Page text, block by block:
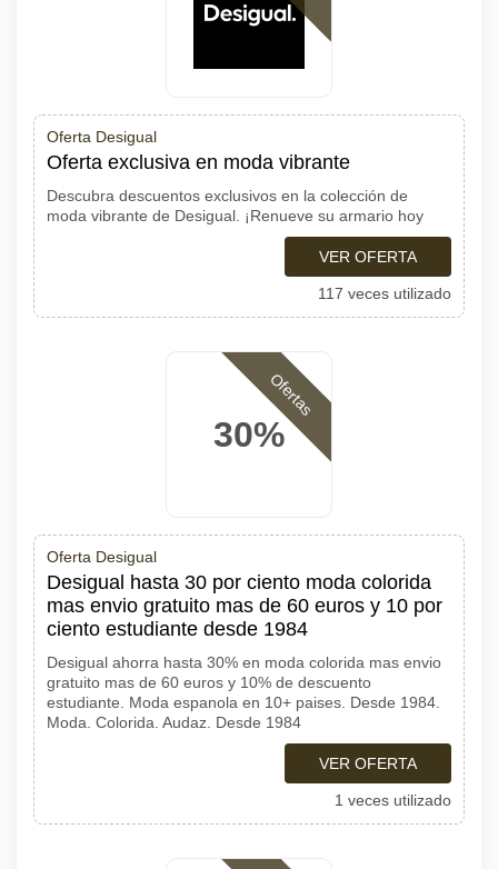
Oferta Desigual
Oferta exclusiva en moda vibrante
Descubra descuentos exclusivos en la colección de
moda vibrante de Desigual. ¡Renueve su armario hoy
VER OFERTA
117 veces utilizado
30%
Ofertas
Oferta Desigual
Desigual hasta 30 por ciento moda colorida
mas envio gratuito mas de 60 euros y 10 por
ciento estudiante desde 1984
Desigual ahorra hasta 30% en moda colorida mas envio
gratuito mas de 60 euros y 10% de descuento
estudiante. Moda espanola en 10+ paises. Desde 1984.
Moda. Colorida. Audaz. Desde 1984
VER OFERTA
1 veces utilizado